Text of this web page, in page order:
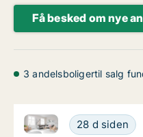
Få besked om nye
3 andelsboligertil salg
Ca. 95 m2
28 d siden
Ca. 95 m2